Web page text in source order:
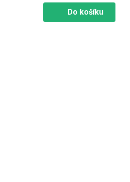
Do košíku